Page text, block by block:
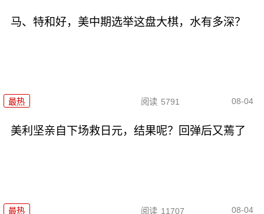
马、特和好，美中期选举这盘大棋，水有多深？
最热 阅读 5791 08-04
美利坚亲自下场救日元，结果呢？回弹后又蔫了
最热 阅读 11707 08-04